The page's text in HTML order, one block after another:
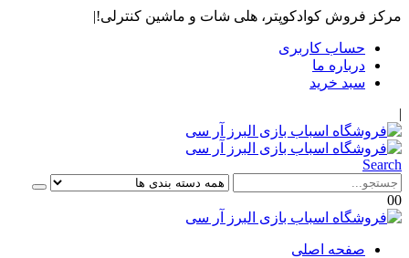
مرکز فروش کوادکوپتر، هلی شات و ماشین کنترلی!|
حساب کاربری
درباره ما
سبد خرید
|
Search
00
صفحه اصلی